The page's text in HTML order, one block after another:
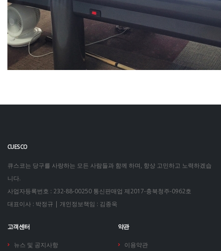
CUESCO
큐스코는 당구를 사랑하는 모든 사람들과 함께 하며, 항상 고민하고 노력하겠습
니다.
사업자등록번호 : 232-88-00250 통신판매업 제2017-충북청주-0962호
대표이사 : 박정규 | 개인정보책임 : 김종욱
고객센터
뉴스 및 공지사항
약관
이용약관